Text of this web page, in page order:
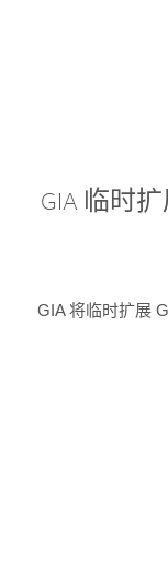
GIA 临时
GIA 将临时扩展